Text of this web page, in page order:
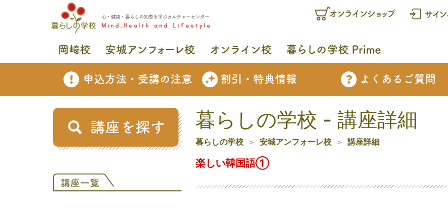
暮らしの学校 - 講座詳細
暮らしの学校 安城アンフォーレ校 講座詳細
楽しい韓国語①